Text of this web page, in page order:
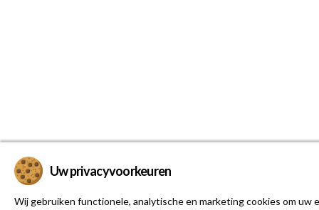
Uw privacyvoorkeuren
Wij gebruiken functionele, analytische en marketing cookies om uw